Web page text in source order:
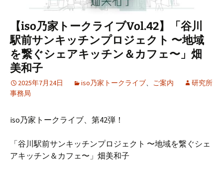
【iso乃家トークライブVol.42】「谷川
駅前サンキッチンプロジェクト 〜地域
を繋ぐシェアキッチン＆カフェ〜」畑
美和子
2025年7月24日 iso乃家トークライブ、 ご案内
研究所
事務局
iso乃家トークライブ、第42弾！
「谷川駅前サンキッチンプロジェクト 〜地域を繋ぐシェ
アキッチン＆カフェ〜」畑美和子